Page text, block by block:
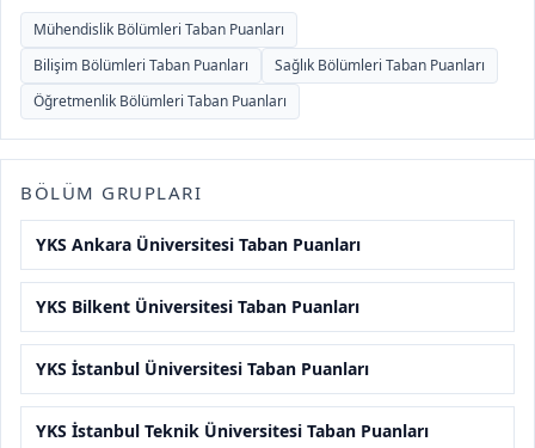
Mühendislik Bölümleri Taban Puanları
Bilişim Bölümleri Taban Puanları
Sağlık Bölümleri Taban Puanları
Öğretmenlik Bölümleri Taban Puanları
BÖLÜM GRUPLARI
YKS Ankara Üniversitesi Taban Puanları
YKS Bilkent Üniversitesi Taban Puanları
YKS İstanbul Üniversitesi Taban Puanları
YKS İstanbul Teknik Üniversitesi Taban Puanları